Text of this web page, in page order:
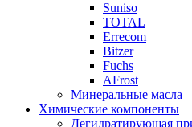
Suniso
TOTAL
Errecom
Bitzer
Fuchs
AFrost
Минеральные масла
Химические компоненты
Дегидратирующая